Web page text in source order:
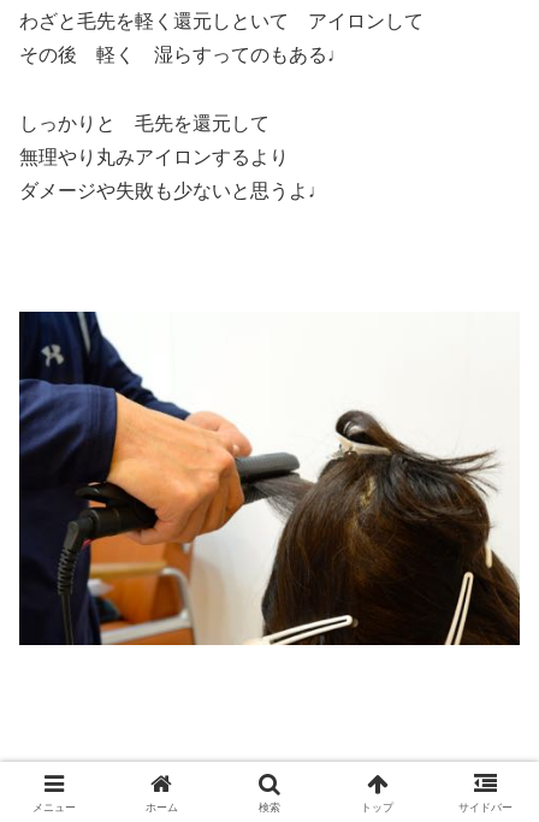
わざと毛先を軽く還元しといて アイロンして
その後 軽く 湿らすってのもある♩
しっかりと 毛先を還元して
無理やり丸みアイロンするより
ダメージや失敗も少ないと思うよ♩
メニュー ホーム 検索 トップ サイドバー